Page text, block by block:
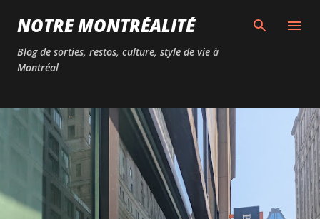
Passer au contenu principal
NOTRE MONTRÉALITÉ
Blog de sorties, restos, culture, style de vie à
Montréal